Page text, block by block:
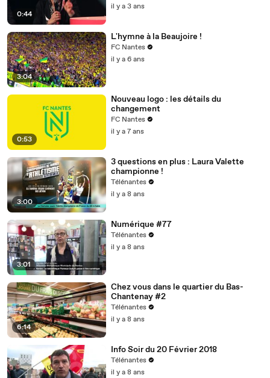
0:44
il y a 3 ans
3:04
L'hymne à la Beaujoire !
FC Nantes
il y a 6 ans
0:53
Nouveau logo : les détails du
changement
FC Nantes
il y a 7 ans
3:00
3 questions en plus : Laura Valette
championne !
Télénantes
il y a 8 ans
3:01
Numérique #77
Télénantes
il y a 8 ans
6:14
Chez vous dans le quartier du Bas-
Chantenay #2
Télénantes
il y a 8 ans
Info Soir du 20 Février 2018
Télénantes
il y a 8 ans